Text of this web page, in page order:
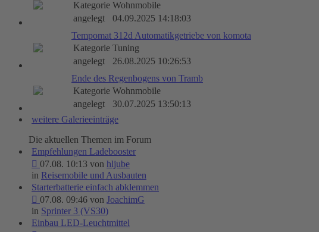
Kategorie Wohnmobile
angelegt
04.09.2025 14:18:03
Tempomat 312d Automatikgetriebe von komota
Kategorie Tuning
angelegt
26.08.2025 10:26:53
Ende des Regenbogens von Tramb
Kategorie Wohnmobile
angelegt
30.07.2025 13:50:13
weitere Galerieeinträge
Die aktuellen Themen im Forum
Empfehlungen Ladebooster
07.08. 10:13 von hljube
in Reisemobile und Ausbauten
Starterbatterie einfach abklemmen
07.08. 09:46 von JoachimG
in Sprinter 3 (VS30)
Einbau LED-Leuchtmittel